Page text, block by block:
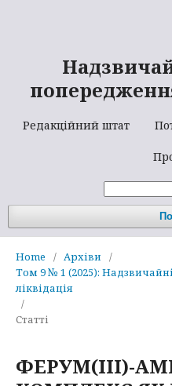
Редакційний штат
Home / Архіви
/
Том 9 № 1 (2025):
ліквідація
/
Статті
ФЕРУМ(III)-